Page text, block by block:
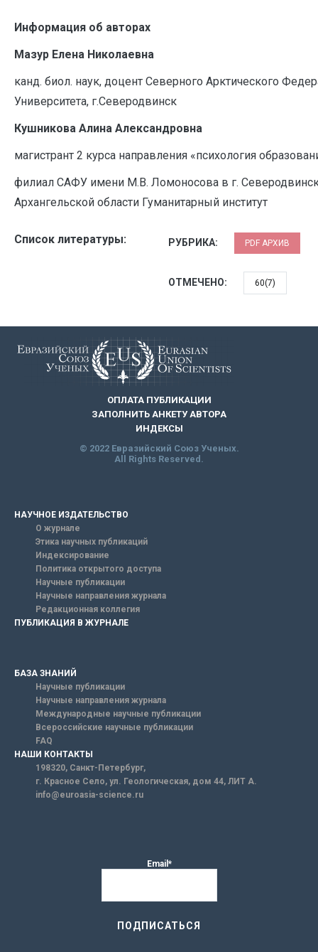
Информация об авторах
Мазур Елена Николаевна
канд. биол. наук, доцент Северного Арктического
Университета, г.Северодвинск
Кушникова Алина Александровна
магистрант 2 курса направления «психология
филиал САФУ имени М.В. Ломоносова в г.
Архангельской области Гуманитарный институт
Список литературы: РУБРИКА: PDF АРХИВ
ОТМЕЧЕНО: 60(7)
ОПЛАТА ПУБЛИКАЦИИ
ЗАПОЛНИТЬ АНКЕТУ АВТОРА
ИНДЕКСЫ
© 2022 Евразийский Союз Ученых.
All Rights Reserved.
НАУЧНОЕ ИЗДАТЕЛЬСТВО
О журнале
Этика научных публикаций
Индексирование
Политика открытого доступа
Научные публикации
Научные направления журнала
Редакционная коллегия
ПУБЛИКАЦИЯ В ЖУРНАЛЕ
БАЗА ЗНАНИЙ
Научные публикации
Научные направления журнала
Международные научные публикации
Всероссийские научные публикации
FAQ
НАШИ КОНТАКТЫ
198320, Санкт-Петербург,
г. Красное Село, ул. Геологическая, дом 44, ЛИТ А.
info@euroasia-science.ru
Email*